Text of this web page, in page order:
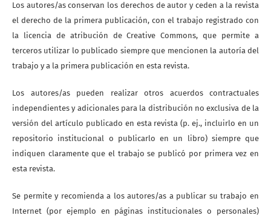
Los autores/as conservan los derechos de autor y ceden a la revista
el derecho de la primera publicación, con el trabajo registrado con
la licencia de atribución de Creative Commons, que permite a
terceros utilizar lo publicado siempre que mencionen la autoría del
trabajo y a la primera publicación en esta revista.
Los autores/as pueden realizar otros acuerdos contractuales
independientes y adicionales para la distribución no exclusiva de la
versión del artículo publicado en esta revista (p. ej., incluirlo en un
repositorio institucional o publicarlo en un libro) siempre que
indiquen claramente que el trabajo se publicó por primera vez en
esta revista.
Se permite y recomienda a los autores/as a publicar su trabajo en
Internet (por ejemplo en páginas institucionales o personales)